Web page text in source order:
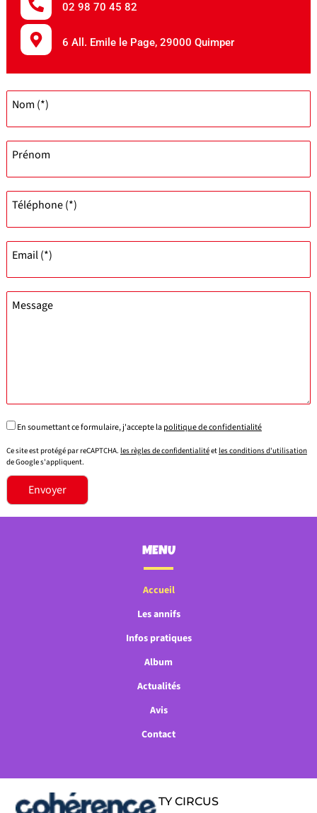
02 98 70 45 82
6 All. Emile le Page, 29000 Quimper
Nom (*)
Prénom
Téléphone (*)
Email (*)
Message
En soumettant ce formulaire, j'accepte lapolitique de confidentialité
Ce site est protégé par reCAPTCHA. les règles de confidentialitéetles conditions d'utilisation
de Google s'appliquent.
MENU
Accueil
Les annifs
Infos pratiques
Album
Actualités
Avis
Contact
TY CIRCUS